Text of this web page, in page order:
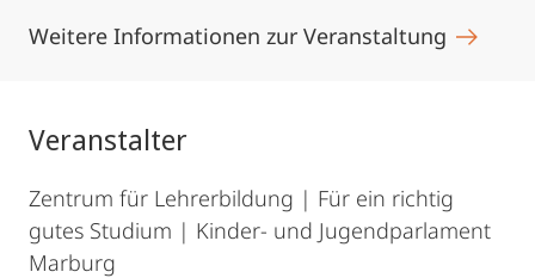
Weitere Informationen zur Veranstaltung
Veranstalter
Zentrum für Lehrerbildung | Für ein richtig
gutes Studium | Kinder- und Jugendparlament
Marburg